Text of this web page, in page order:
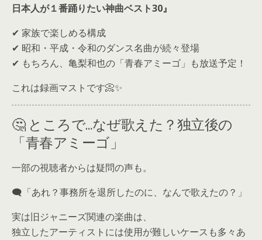
日本人が１番踊りたい神曲ベスト30』
✔ 家族で楽しめる構成
✔ 昭和・平成・令和のダンス名曲が続々登場
✔ もちろん、亀梨和也の「青春アミーゴ」も放送予定！
これは録画マストです📀✨
🤔 ところで…なぜ歌えた？独立後の
「青春アミーゴ」
一部の視聴者からは疑問の声も。
🗨「あれ？事務所を退所したのに、なんで歌えたの？」
実は旧ジャニーズ関連の楽曲は、
独立したアーティストには使用が難しいケースも多々あ